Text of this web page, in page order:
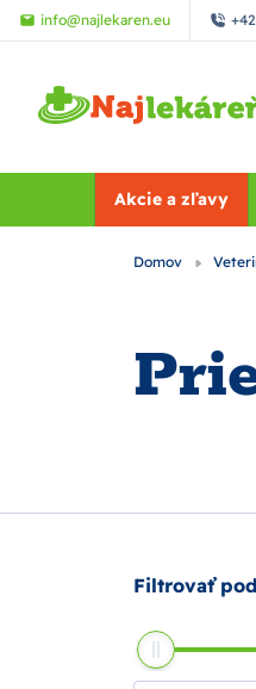
Preskočiť na hlavný obsah
info@najlekaren.eu
Akcie a zľavy
Domov
Filtrovať